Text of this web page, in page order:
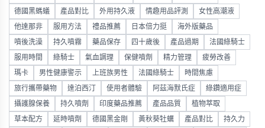
德國黑螞蟻 產品對比 外用持久液 情趣用品評測 女性高潮液
他達那非 服用方法 禮品推薦 日本倍力挺 海外版藥品
噴後洗澡 持久噴霧 藥品保存 四十歲後 產品過期 法國綠騎士
服用時間 綠騎士 氣血調理 保健噴劑 精力管理 疲勞改善
瑪卡 男性健康警示 上班族男性 法國綠騎士 時間焦慮
旅行攜帶藥物 達泊西汀 使用者體驗 阿茲海默氏症 綠鑽適用症
攝護腺保養 持久噴劑 印度藥品推薦 產品品質 植物萃取
草本配方 延時噴劑 德國黑金剛 黃秋葵牡蠣 產品對比 持久力